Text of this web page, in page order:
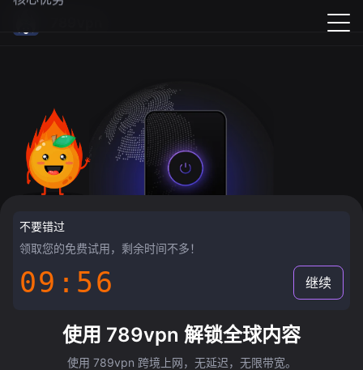
不要错过
领取您的免费试用，剩余时间不多！
09:55 继续
使用 789vpn 解锁全球内容
使用 789vpn 跨境上网，无延迟，无限带宽。